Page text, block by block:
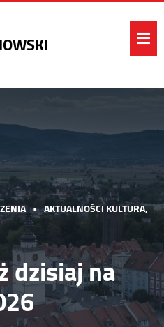
• AKTUALNOŚCI KULTURA,
dzisiaj na